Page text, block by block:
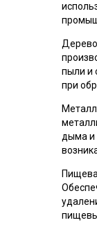
пыли и
при
дыма и